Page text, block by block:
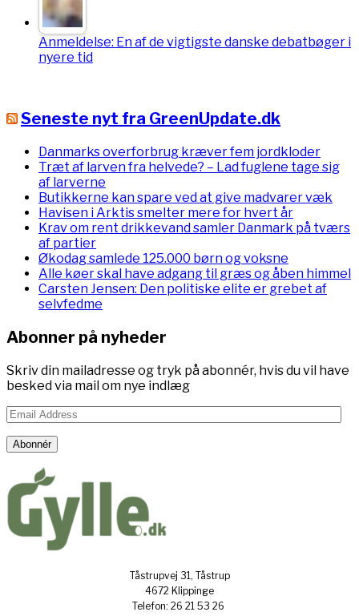
Anmeldelse: En af de vigtigste danske debatbøger i
nyere tid
Seneste nyt fra GreenUpdate.dk
Danmarks overforbrug kræver fem jordkloder
Træt af larven fra helvede? – Lad fuglene tage sig
af larverne
Butikkerne kan spare ved at give madvarer væk
Havisen i Arktis smelter mere for hvert år
Krav om rent drikkevand samler Danmark på tværs
af partier
Økodag samlede 125.000 børn og voksne
Alle køer skal have adgang til græs og åben himmel
Carsten Jensen: Den politiske elite er grebet af
selvfedme
Abonner på nyheder
Skriv din mailadresse og tryk på abonnér, hvis du vil have
besked via mail om nye indlæg
Email
Address
Abonnér
Tåstrupvej 31, Tåstrup
4672 Klippinge
Telefon: 26 21 53 26